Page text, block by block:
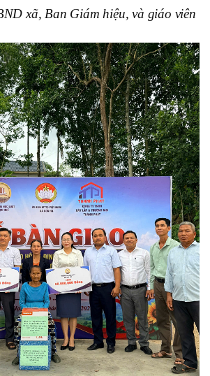
xã, Ban Giám hiệu, và giáo viên